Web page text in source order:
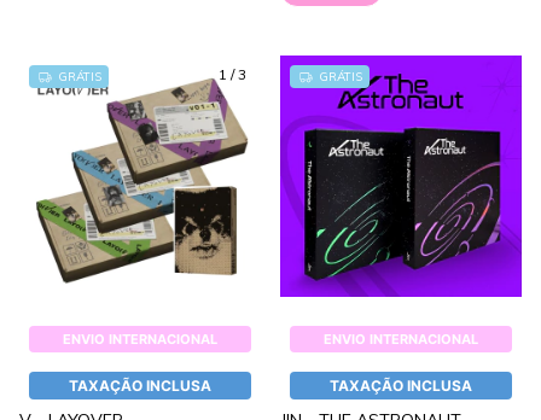
1 /3
GRÁTIS
ENVIO INTERNACIONAL
TAXAÇÃO INCLUSA
GRÁTIS
ENVIO INTERNACIONAL
TAXAÇÃO INCLUSA